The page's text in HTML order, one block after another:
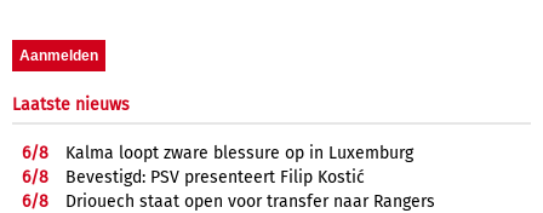
Laatste nieuws
6/8
Kalma loopt zware blessure op in Luxemburg
6/8
Bevestigd: PSV presenteert Filip Kostić
6/8
Driouech staat open voor transfer naar Rangers